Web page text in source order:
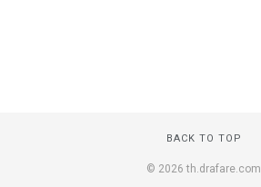
BACK TO TOP
© 2026 th.drafare.com